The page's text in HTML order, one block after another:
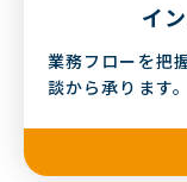
イ
業務フローを把
談から承ります。